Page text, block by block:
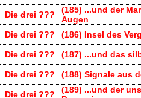
Die drei ???
(185) ...und der
Augen
Die drei ??? (186) Insel des
Die drei ??? (187) ...und das
Die drei ??? (188) Signale aus
Die drei ???
(189) ...und der